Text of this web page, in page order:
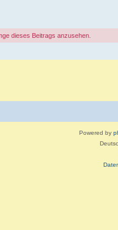
dieses Beitrags anzusehen.
Powered by